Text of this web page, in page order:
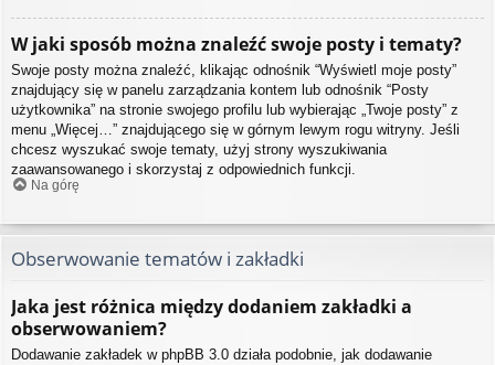
W jaki sposób można znaleźć swoje posty i tematy?
Swoje posty można znaleźć, klikając odnośnik “Wyświetl moje posty”
znajdujący się w panelu zarządzania kontem lub odnośnik “Posty
użytkownika” na stronie swojego profilu lub wybierając „Twoje posty” z
menu „Więcej…” znajdującego się w górnym lewym rogu witryny. Jeśli
chcesz wyszukać swoje tematy, użyj strony wyszukiwania
zaawansowanego i skorzystaj z odpowiednich funkcji.
Na górę
Obserwowanie tematów i zakładki
Jaka jest różnica między dodaniem zakładki a
obserwowaniem?
Dodawanie zakładek w phpBB 3.0 działa podobnie, jak dodawanie